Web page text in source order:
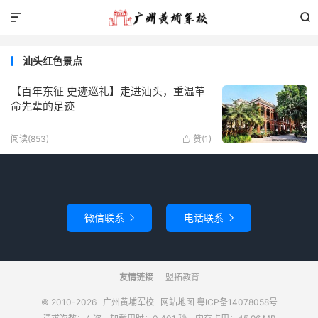


汕头红色景点
【百年东征 史迹巡礼】走进汕头，重温革
命先辈的足迹
 赞(1 )
阅读(853)
微信联系  电话联系 
友情链接 盟拓教育
© 2010-2026 广州黄埔军校 网站地图 粤ICP备14078058号